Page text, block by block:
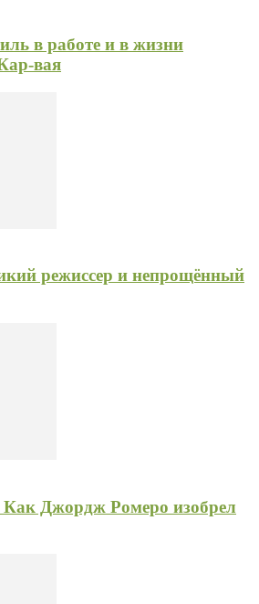
в работе и в жизни
вая
режиссер и непрощённый
Как Джордж Ромеро изобрел